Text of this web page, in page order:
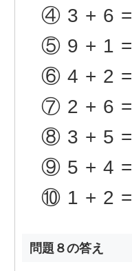
④ 3+6=
⑤ 9+1=
⑥ 4+2=
⑦ 2+6=
⑧ 3+5=
⑨ 5+4=
⑩ 1+2=
問題８の答え